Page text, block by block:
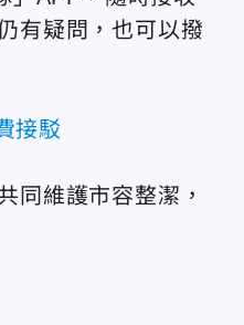
有疑問，也可以撥
接駁
同維護市容整潔，